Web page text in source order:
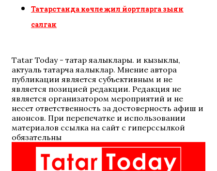
Татарстанда көчле җил йортларга зыян
салган
Tatar Today - татар яңалыклары. иң кызыклы,
актуаль татарча яңалыклар. Мнение автора
публикации является субъективным и не
является позицией редакции. Редакция не
является организатором мероприятий и не
несет ответственность за достоверность афиш и
анонсов. При перепечатке и использовании
материалов ссылка на сайт с гиперссылкой
обязательны